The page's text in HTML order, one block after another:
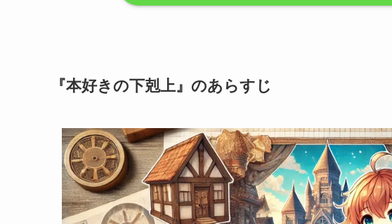
『本好きの下剋上』のあらすじ